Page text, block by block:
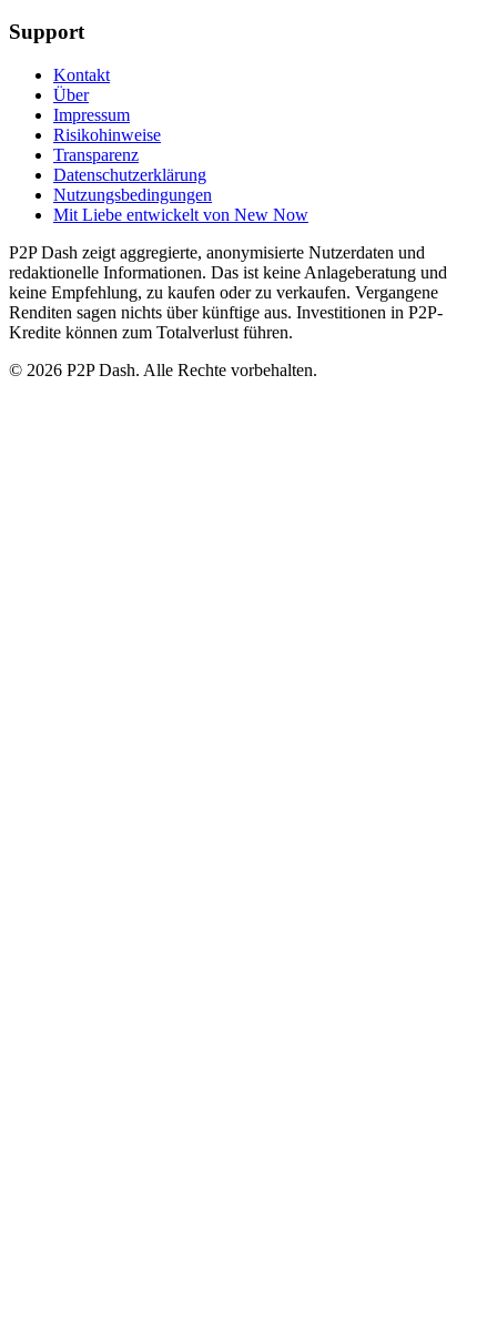
Support
Kontakt
Über
Impressum
Risikohinweise
Transparenz
Datenschutzerklärung
Nutzungsbedingungen
Mit Liebe entwickelt von New Now
P2P Dash zeigt aggregierte, anonymisierte Nutzerdaten und
redaktionelle Informationen. Das ist keine Anlageberatung und
keine Empfehlung, zu kaufen oder zu verkaufen. Vergangene
Renditen sagen nichts über künftige aus. Investitionen in P2P-
Kredite können zum Totalverlust führen.
© 2026 P2P Dash. Alle Rechte vorbehalten.